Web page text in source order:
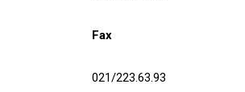
Fax
021/223.63.93